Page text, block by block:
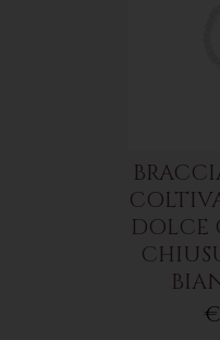
DOLCE